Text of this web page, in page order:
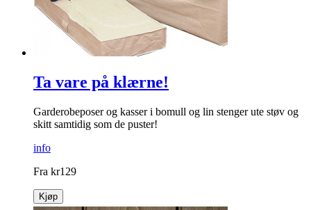
Ta vare på klærne!
Garderobeposer og kasser i bomull og lin stenger ute støv og
skitt samtidig som de puster!
info
Fra kr129
Kjøp